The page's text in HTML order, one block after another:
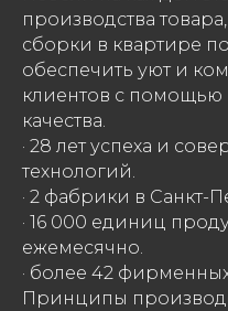
производства
сборки в квартире
обеспечить уют и
клиентов с помощью
качества.
· 28 лет успеха и
технологий.
· 2 фабрики в Санкт-
· 16 000 единиц
ежемесячно.
· более 42
Принципы